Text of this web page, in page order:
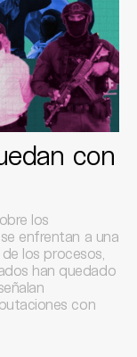
con
los
enfrentan a una
los procesos,
han quedado
con